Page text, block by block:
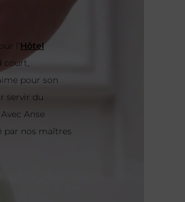
l’Hôtel
court,
pour son
servir du
Anse
par nos maîtres